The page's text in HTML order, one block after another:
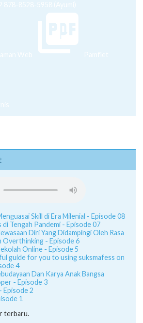
878-8528-5958 (Ayumi)
Web Pamflet
Skill di Era Milenial - Episode 08
di Tengah Pandemi - Episode 07
Diri Yang Didampingi Oleh Rasa
Overthinking - Episode 6
Online - Episode 5
guide for you to using suksmafess on
4
Dan Karya Anak Bangsa
- Episode 3
Episode 2
1
terbaru.